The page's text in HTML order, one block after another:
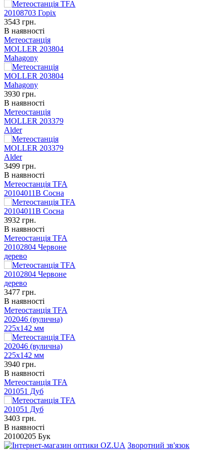
3543 грн.
В наявності
Метеостанція
MOLLER 203804
Mahagony
3930 грн.
В наявності
Метеостанція
MOLLER 203379
Alder
3499 грн.
В наявності
Метеостанція TFA
20104011B Сосна
3932 грн.
В наявності
Метеостанція TFA
20102804 Червоне
дерево
3477 грн.
В наявності
Метеостанція TFA
202046 (вулична)
225x142 мм
3940 грн.
В наявності
Метеостанція TFA
201051 Дуб
3403 грн.
В наявності
20100205 Бук
Зворотний зв'язок